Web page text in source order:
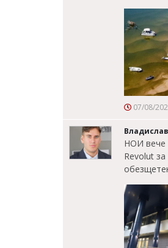
07/08/
НОИ вече
Revolut